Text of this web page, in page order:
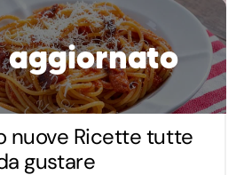
aggiornato
nuove Ricette tutte
gustare